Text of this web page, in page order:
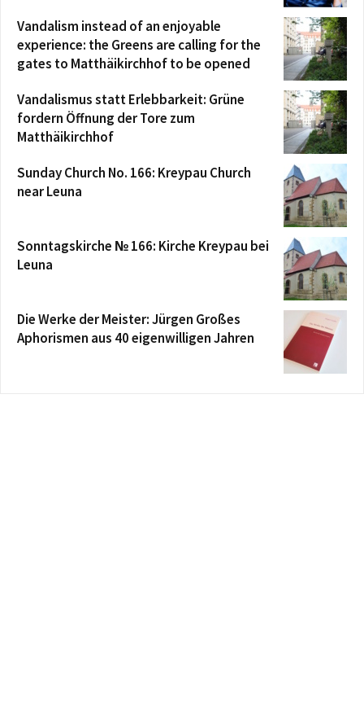
Vandalism instead of an enjoyable
experience: the Greens are calling for the
gates to Matthäikirchhof to be opened
Vandalismus statt Erlebbarkeit: Grüne
fordern Öffnung der Tore zum
Matthäikirchhof
Sunday Church No. 166: Kreypau Church
near Leuna
Sonntagskirche № 166: Kirche Kreypau bei
Leuna
Die Werke der Meister: Jürgen Großes
Aphorismen aus 40 eigenwilligen Jahren